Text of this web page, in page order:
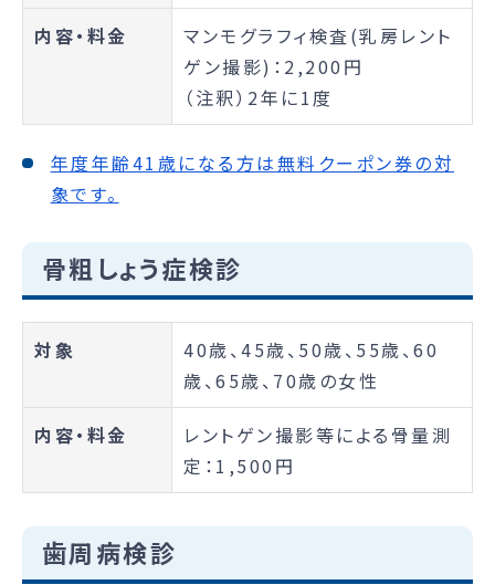
内容・料金
マンモグラフィ検査(乳房レント
ゲン撮影)：2,200円
（注釈）2年に1度
年度年齢41歳になる方は無料クーポン券の対
象です。
骨粗しょう症検診
対象
40歳、45歳、50歳、55歳、60
歳、65歳、70歳の女性
内容・料金
レントゲン撮影等による骨量測
定：1,500円
歯周病検診